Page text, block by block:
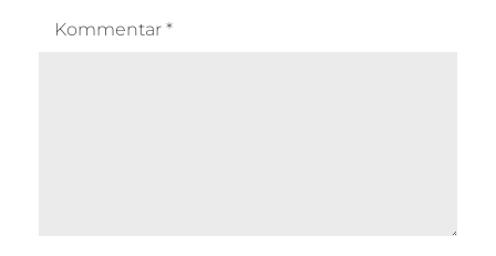
Kommentar *